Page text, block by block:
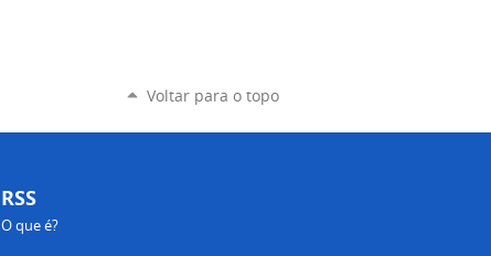
Voltar para o topo
RSS
O que é?